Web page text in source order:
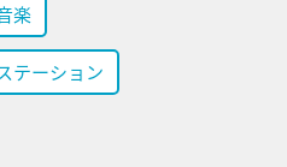
楽
テーション